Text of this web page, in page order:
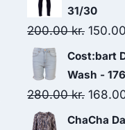
31/30
200.00kr. Original
price
was:
150.00
Cost:bart
Wash - 176
280.00kr.
price
ChaCha